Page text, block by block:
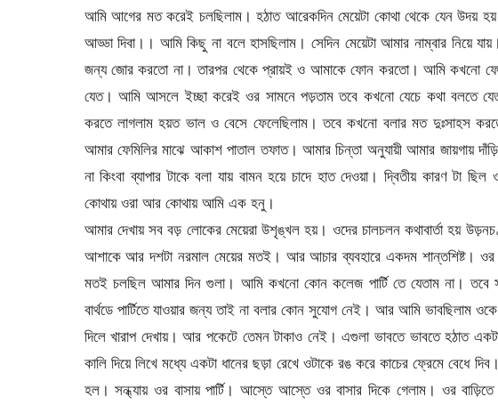
আমি আগের মত করেই চলছিলাম। হঠাত আরেকদিন মেয়েটা কোথা থেকে যেন উদয়
আড্ডা দিবা।। আমি কিছু না বলে হাসছিলাম। সেদিন মেয়েটা আমার নাম্বার নিয়ে
জন্য জোর করতো না। তারপর থেকে প্রায়ই ও আমাকে ফোন করতো। আমি কখনো ফোন
যেত। আমি আসলে ইচ্ছা করেই ওর সামনে পড়তাম তবে কখনো যেচে কথা বলতে
করতে লাগলাম হয়ত ভাল ও বেসে ফেলেছিলাম। তবে কখনো বলার মত দুঃসাহস
আমার ফেমিলির মাঝে আকাশ পাতাল তফাত। আমার চিন্তা অনুযায়ী আমার জায়গায়
না কিংবা ব্যাপার টাকে বলা যায় বামন হয়ে চাদে হাত দেওয়া। দ্বিতীয় কারণ টা
কোথায় ওরা আর কোথায় আমি এক হনু।
আমার দেখায় সব বড় লোকের মেয়েরা উশৃঙ্খল হয়। ওদের চালচলন কথাবার্তা হয়
আশাকে আর দশটা নরমাল মেয়ের মতই। আর আচার ব্যবহারে একদম শান্তশিষ্ট।
মতই চলছিল আমার দিন গুলা। আমি কখনো কোন কলেজ পার্টি তে যেতাম না।
বার্থডে পার্টিতে যাওয়ার জন্য তাই না বলার কোন সুযোগ নেই। আর আমি ভাবছিলাম
দিলে খারাপ দেখায়। আর পকেটে তেমন টাকাও নেই। এগুলা ভাবতে ভাবতে হঠাত
কালি দিয়ে লিখে মধ্যে একটা ধানের ছড়া রেখে ওটাকে রঙ করে কাচের ফ্রেমে বেধে
হল। সন্ধ্যায় ওর বাসায় পার্টি। আস্তে আস্তে ওর বাসার দিকে গেলাম। ওর